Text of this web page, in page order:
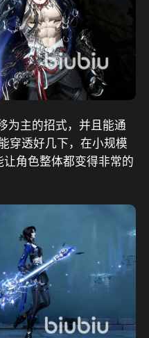
为主的招式，并且能通
穿透好几下，在小规模
角色整体都变得非常的